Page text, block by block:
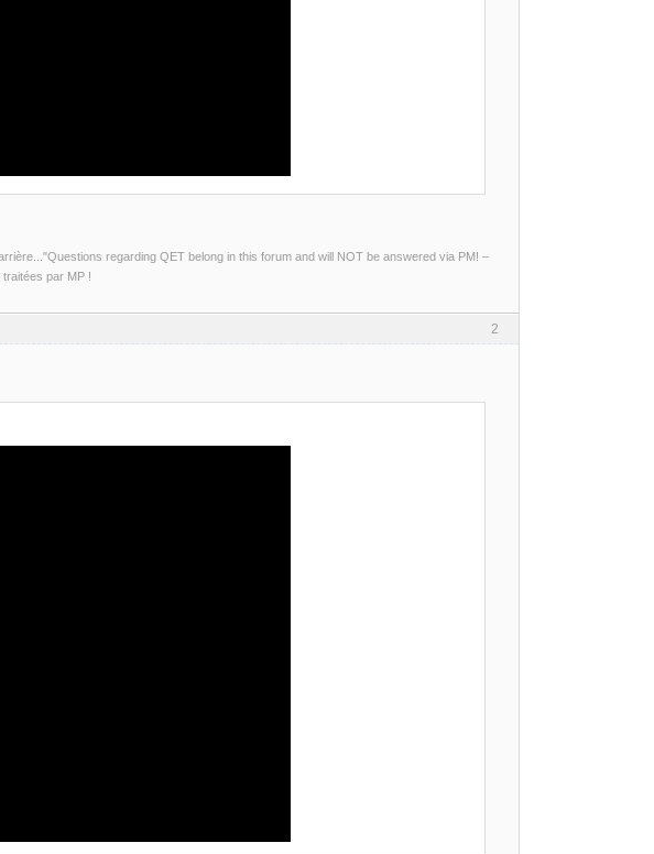
regarding QET belong in this forum and will NOT be answered via PM! –
par MP !
2